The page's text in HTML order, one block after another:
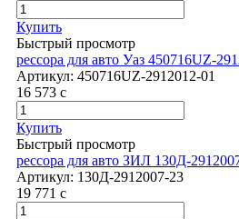
Купить
Быстрый просмотр
рессора для авто Уаз 450716UZ-
Артикул: 450716UZ-2912012-01
16 573 c
Купить
Быстрый просмотр
рессора для авто ЗИЛ 130Д-
Артикул: 130Д-2912007-23
19 771 c